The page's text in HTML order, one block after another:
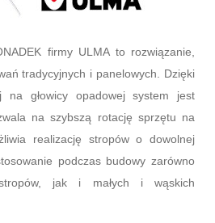
firmy ULMA to rozwiązanie,
tradycyjnych i panelowych. Dzięki
na głowicy opadowej system jest
na szybszą rotację sprzętu na
realizację stropów o dowolnej
podczas budowy zarówno
jak i małych i wąskich